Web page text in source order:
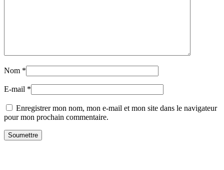
Nom *
E-mail *
Enregistrer mon nom, mon e-mail et mon site dans le navigateur
pour mon prochain commentaire.